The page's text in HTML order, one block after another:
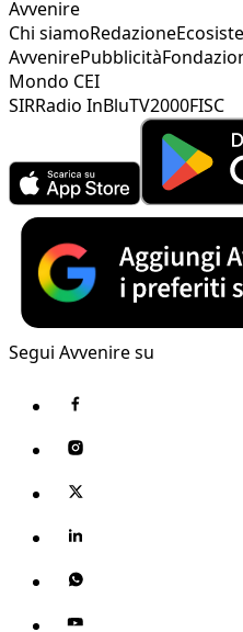
Avvenire
Chi siamoRedazione
AvvenirePubblicità
Mondo CEI
SIRRadio InBluTV2000FISC
Segui Avvenire su